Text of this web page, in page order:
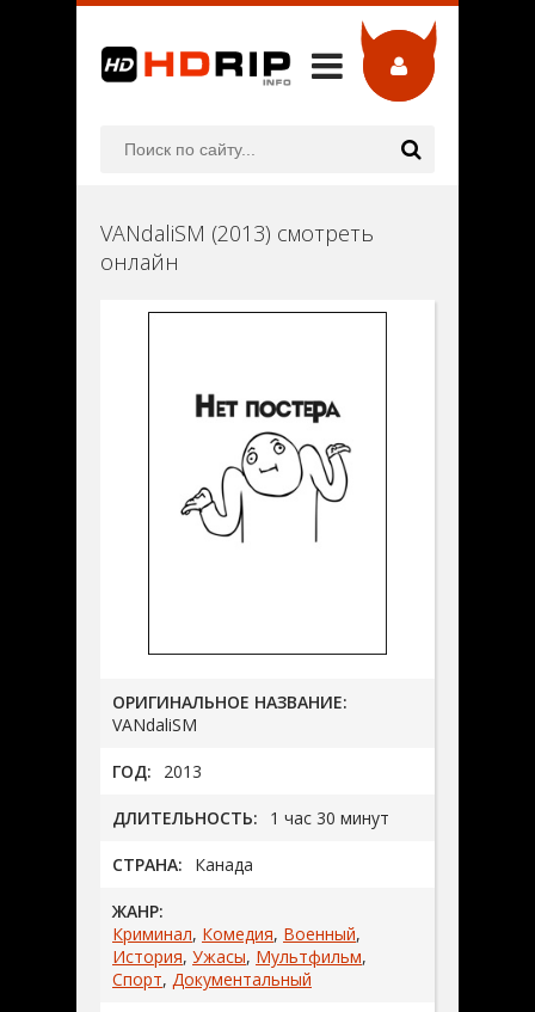
VANdaliSM (2013) смотреть
онлайн
ОРИГИНАЛЬНОЕ НАЗВАНИЕ:
VANdaliSM
ГОД: 2013
ДЛИТЕЛЬНОСТЬ: 1 час 30 минут
СТРАНА: Канада
ЖАНР:
Криминал, Комедия, Военный,
История, Ужасы, Мультфильм,
Спорт, Документальный